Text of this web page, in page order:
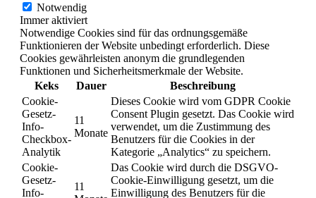
Notwendig
Immer aktiviert
Notwendige Cookies sind für das ordnungsgemäße
Funktionieren der Website unbedingt erforderlich. Diese
Cookies gewährleisten anonym die grundlegenden
Funktionen und Sicherheitsmerkmale der Website.
Keks
Dauer
Beschreibung
Cookie-
Gesetz-
Info-
Checkbox-
Analytik
11
Monate
Dieses Cookie wird vom GDPR Cookie
Consent Plugin gesetzt. Das Cookie wird
verwendet, um die Zustimmung des
Benutzers für die Cookies in der
Kategorie „Analytics“ zu speichern.
Cookie-
Gesetz-
Info-
11
Das Cookie wird durch die DSGVO-
Cookie-Einwilligung gesetzt, um die
Einwilligung des Benutzers für die